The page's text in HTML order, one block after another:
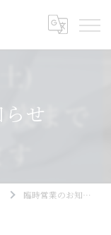
せ
臨時営業のお知らせ- ̗̀📣